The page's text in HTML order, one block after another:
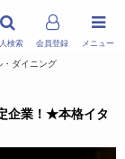
メニュー
検索 会員登録
・ダイニング
企業！★本格イタ